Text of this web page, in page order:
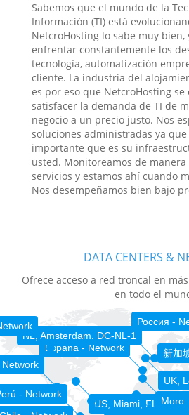
Sabemos que el mundo de la
Información (TI) está
NetcroHosting lo sabe muy bien,
enfrentar constantemente los
tecnología, automatización
cliente. La industria del
es por eso que NetcroHosting se
satisfacer la demanda de TI de
negocio a un precio justo. Nos
soluciones administradas ya
importante que es su
usted. Monitoreamos de
servicios y estamos ahí cuando
Nos desempeñamos bien bajo
DATA CENTERS &
Ofrece acceso a red troncal en
en todo el
UK,
España - Network
NL, Amsterdam. DC-NL-1
US, Miami, FL. DC-
- Network
Россия -
新加